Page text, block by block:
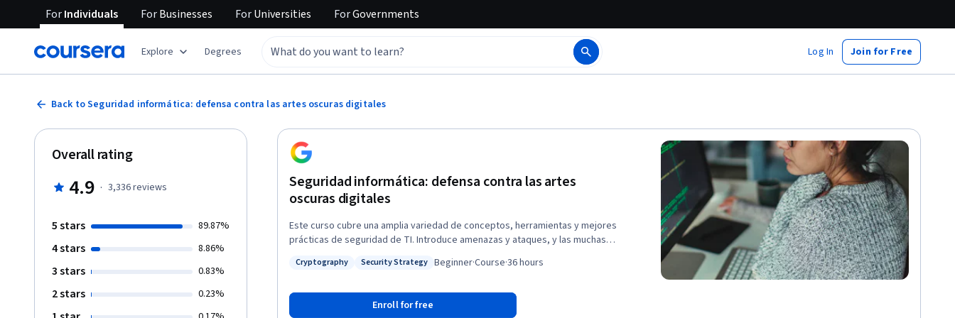
ForIndividuals ForBusinesses ForUniversities ForGovernments
Explore Degrees Log In Join for Free
Back to Seguridad informática: defensa contra las artes oscuras digitales
Seguridad informática: defensa contra las artes
oscuras digitales
Este curso cubre una amplia variedad de conceptos, herramientas y mejores
prácticas de seguridad de TI. Introduce amenazas y ataques, y las muchas
algoritmos de cifrado y cómo se utilizan para salvaguardar los datos. Luego,
autenticación, autorización y contabilidad. También cubriremos soluciones de
seguridad de red, que van desde Firewalls hasta opciones de encriptación de
Status: Cryptography
Cryptography
Status: Security Strategy
Security Strategy Beginner·Course·36 hours
Enroll for free
Overall rating
4.9 · 3,336reviews
5 stars 89.87%
4 stars 8.86%
3 stars 0.83%
2 stars 0.23%